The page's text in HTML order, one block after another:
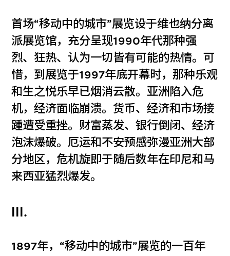
首场“移动中的城市”展览设于维也纳分离
派展览馆，充分呈现1990年代那种强
烈、狂热、认为一切皆有可能的热情。可
惜，到展览于1997年底开幕时，那种乐观
和生之悦乐早已烟消云散。亚洲陷入危
机，经济面临崩溃。货币、经济和市场接
踵遭受重挫。财富蒸发、银行倒闭、经济
泡沫爆破。厄运和不安预感弥漫亚洲大部
分地区，危机旋即于随后数年在印尼和马
来西亚猛烈爆发。
III.
1897年，“移动中的城市”展览的一百年